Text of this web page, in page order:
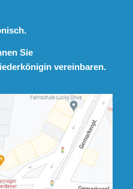
Sie
vereinbaren.